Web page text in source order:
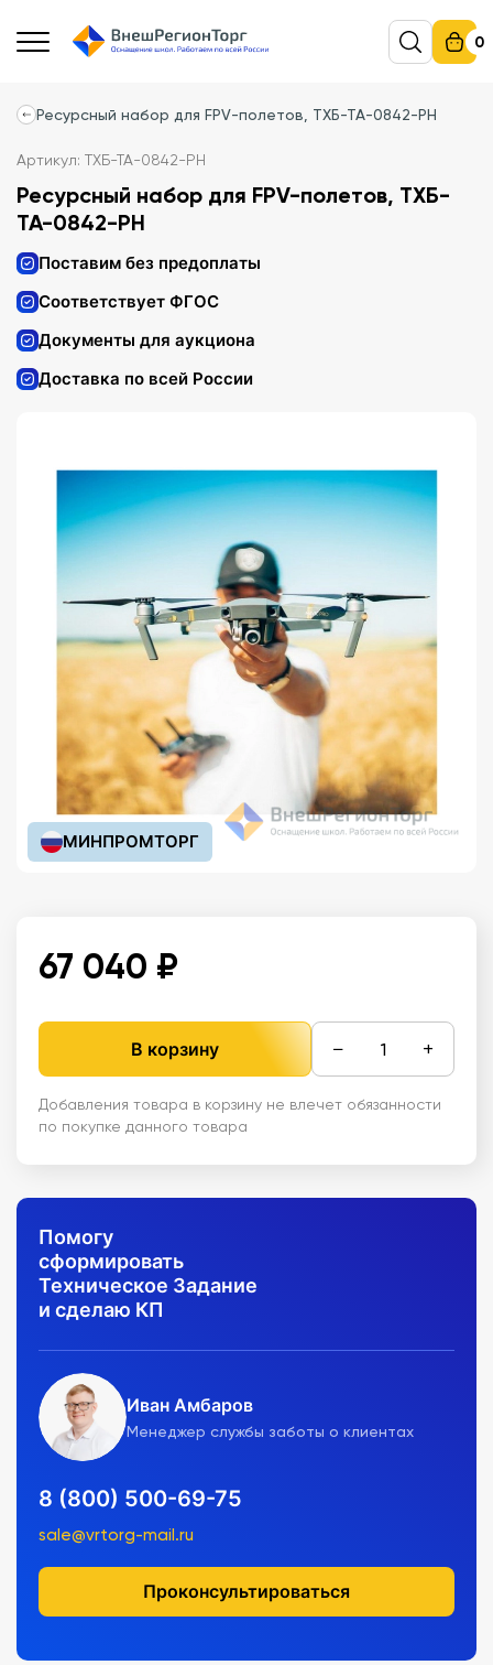
0
Ресурсный набор для FPV-полетов, ТХБ-ТА-0842-РН
Артикул: ТХБ-ТА-0842-РН
Ресурсный набор для FPV-полетов, ТХБ-
ТА-0842-РН
Поставим без предоплаты
Соответствует ФГОС
Документы для аукциона
Доставка по всей России
МИНПРОМТОРГ
67 040 ₽
В корзину − +
Добавления товара в корзину не влечет обязанности
по покупке данного товара
Помогу
сформировать
Техническое Задание
и сделаю КП
Иван Амбаров
Менеджер службы заботы о клиентах
8 (800) 500-69-75
sale@vrtorg-mail.ru
Проконсультироваться